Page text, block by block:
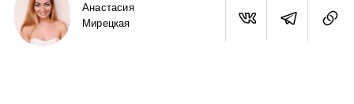
Анастасия
Мирецкая